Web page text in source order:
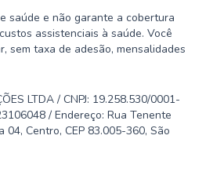
saúde e não garante a cobertura
assistenciais à saúde. Você
sem taxa de adesão, mensalidades
LTDA / CNPJ: 19.258.530/0001-
/ Endereço: Rua Tenente
04, Centro, CEP 83.005-360, São